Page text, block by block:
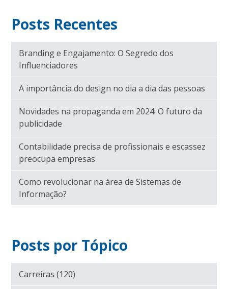
Posts Recentes
Branding e Engajamento: O Segredo dos
Influenciadores
A importância do design no dia a dia das pessoas
Novidades na propaganda em 2024: O futuro da
publicidade
Contabilidade precisa de profissionais e escassez
preocupa empresas
Como revolucionar na área de Sistemas de
Informação?
Posts por Tópico
Carreiras(120)